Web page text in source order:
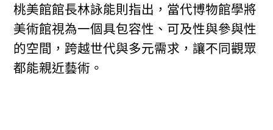
桃美館館長林詠能則指出，當代博物館學將
美術館視為一個具包容性、可及性與參與性
的空間，跨越世代與多元需求，讓不同觀眾
都能親近藝術。